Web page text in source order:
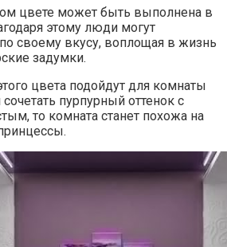
цвете может быть выполнена в
этому люди могут
своему вкусу, воплощая в жизнь
задумки.
цвета подойдут для комнаты
пурпурный оттенок с
то комната станет похожа на